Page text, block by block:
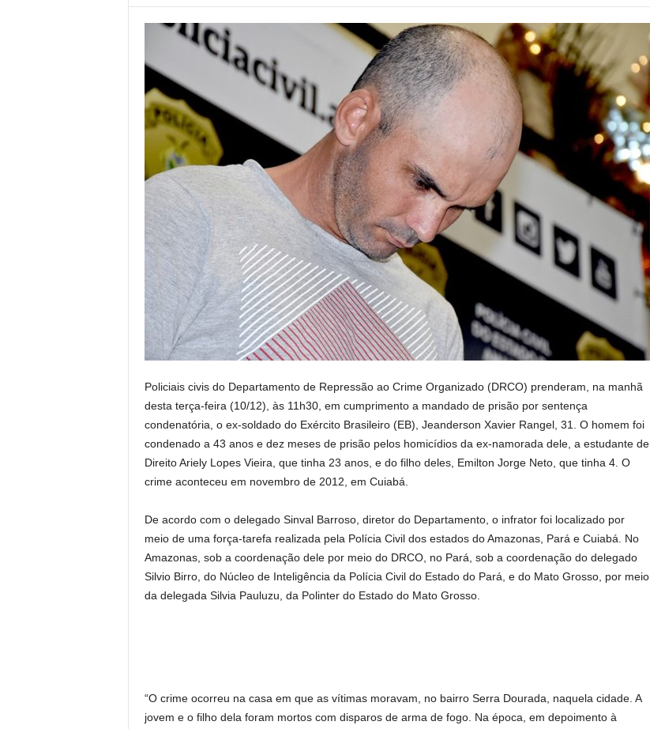
Policiais civis do Departamento de Repressão ao Crime Organizado (DRCO) prenderam, na manhã
desta terça-feira (10/12), às 11h30, em cumprimento a mandado de prisão por sentença
condenatória, o ex-soldado do Exército Brasileiro (EB), Jeanderson Xavier Rangel, 31. O homem foi
condenado a 43 anos e dez meses de prisão pelos homicídios da ex-namorada dele, a estudante de
Direito Ariely Lopes Vieira, que tinha 23 anos, e do filho deles, Emilton Jorge Neto, que tinha 4. O
crime aconteceu em novembro de 2012, em Cuiabá.
De acordo com o delegado Sinval Barroso, diretor do Departamento, o infrator foi localizado por
meio de uma força-tarefa realizada pela Polícia Civil dos estados do Amazonas, Pará e Cuiabá. No
Amazonas, sob a coordenação dele por meio do DRCO, no Pará, sob a coordenação do delegado
Silvio Birro, do Núcleo de Inteligência da Polícia Civil do Estado do Pará, e do Mato Grosso, por meio
da delegada Silvia Pauluzu, da Polinter do Estado do Mato Grosso.
“O crime ocorreu na casa em que as vítimas moravam, no bairro Serra Dourada, naquela cidade. A
jovem e o filho dela foram mortos com disparos de arma de fogo. Na época, em depoimento à